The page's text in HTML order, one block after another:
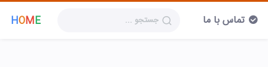
HOME تماس با ما